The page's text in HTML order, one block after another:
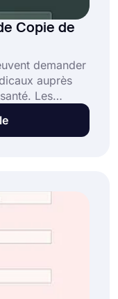
Copie de
demander
auprès
Les
utiliser ce
les